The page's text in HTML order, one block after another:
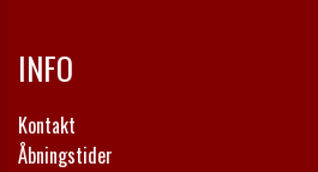
INFO
Kontakt
Åbningstider